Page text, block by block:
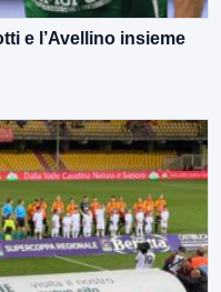
e l’Avellino insieme